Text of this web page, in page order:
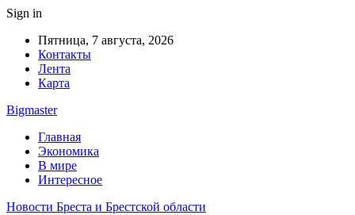
Sign in
Пятница, 7 августа, 2026
Контакты
Лента
Карта
Bigmaster
Главная
Экономика
В мире
Интересное
Новости Бреста и Брестской области